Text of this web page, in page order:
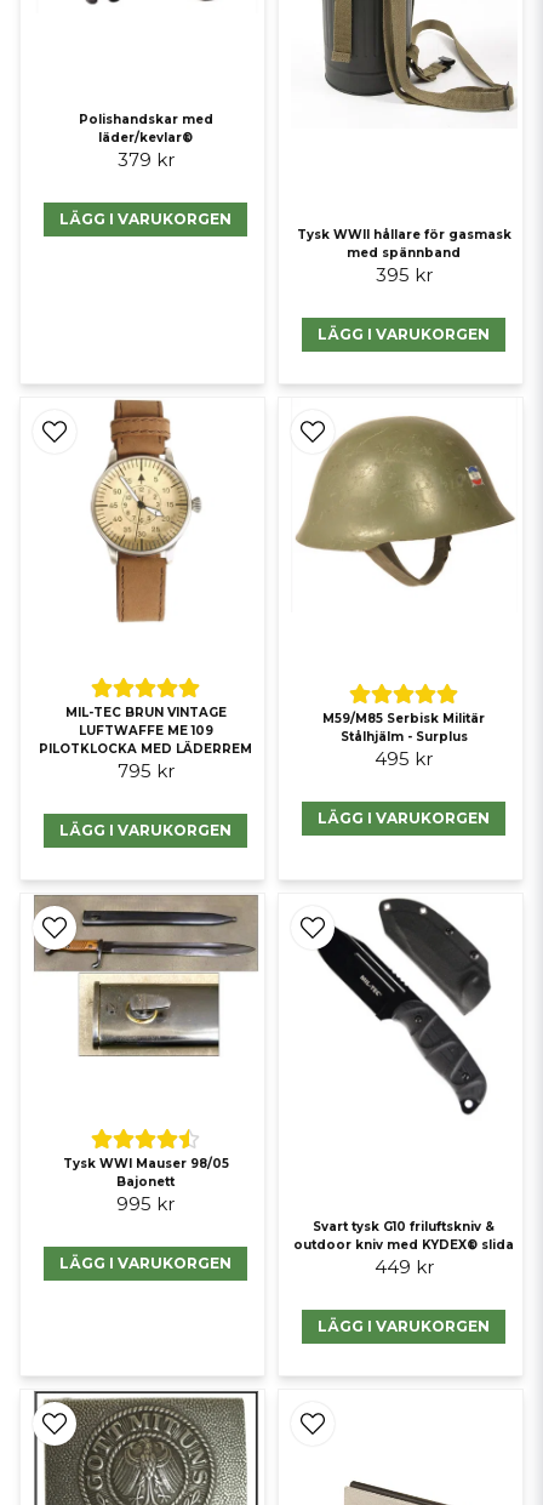
Polishandskar med
läder/kevlar®
379 kr
LÄGG I VARUKORGEN
Tysk WWII hållare för gasmask
med spännband
395 kr
LÄGG I VARUKORGEN
MIL-TEC BRUN VINTAGE
LUFTWAFFE ME 109
PILOTKLOCKA MED LÄDERREM
795 kr
LÄGG I VARUKORGEN
M59/M85 Serbisk Militär
Stålhjälm - Surplus
495 kr
LÄGG I VARUKORGEN
Tysk WWI Mauser 98/05
Bajonett
995 kr
LÄGG I VARUKORGEN
Svart tysk G10 friluftskniv &
outdoor kniv med KYDEX® slida
449 kr
LÄGG I VARUKORGEN